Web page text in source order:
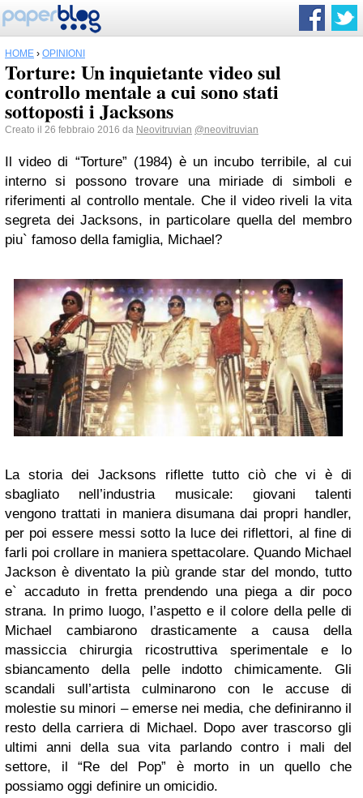
HOME › OPINIONI
Torture: Un inquietante video sul
controllo mentale a cui sono stati
sottoposti i Jacksons
Creato il 26 febbraio 2016 da Neovitruvian @neovitruvian
Il video di “Torture” (1984) è un incubo terribile, al cui
interno si possono trovare una miriade di simboli e
riferimenti al controllo mentale. Che il video riveli la vita
segreta dei Jacksons, in particolare quella del membro
piu` famoso della famiglia, Michael?
La storia dei Jacksons riflette tutto ciò che vi è di
sbagliato nell’industria musicale: giovani talenti
vengono trattati in maniera disumana dai propri handler,
per poi essere messi sotto la luce dei riflettori, al fine di
farli poi crollare in maniera spettacolare. Quando Michael
Jackson è diventato la più grande star del mondo, tutto
e` accaduto in fretta prendendo una piega a dir poco
strana. In primo luogo, l’aspetto e il colore della pelle di
Michael cambiarono drasticamente a causa della
massiccia chirurgia ricostruttiva sperimentale e lo
sbiancamento della pelle indotto chimicamente. Gli
scandali sull’artista culminarono con le accuse di
molestie su minori – emerse nei media, che definiranno il
resto della carriera di Michael. Dopo aver trascorso gli
ultimi anni della sua vita parlando contro i mali del
settore, il “Re del Pop” è morto in un quello che
possiamo oggi definire un omicidio.